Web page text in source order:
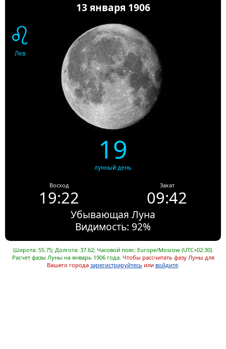
13 января 1906
♌
Лев
19
лунный день
Восход
19:22
Закат
09:42
Убывающая Луна
Видимость: 92%
Широта: 55.75; Долгота: 37.62; Часовой пояс: Europe/Moscow (UTC+02:30).
Расчет фазы Луны на январь 1906 года. Чтобы рассчитать фазу Луны для
Вашего города зарегистрируйтесь или войдите.